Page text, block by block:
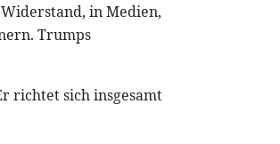
in Medien,
Trumps
richtet sich insgesamt